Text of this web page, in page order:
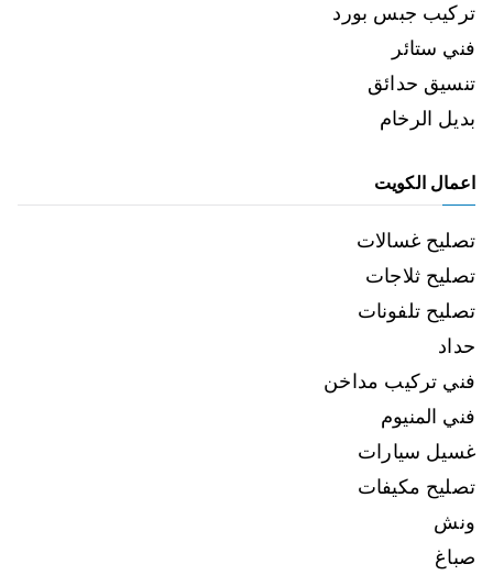
تركيب جبس بورد
فني ستائر
تنسيق حدائق
بديل الرخام
اعمال الكويت
تصليح غسالات
تصليح ثلاجات
تصليح تلفونات
حداد
فني تركيب مداخن
فني المنيوم
غسيل سيارات
تصليح مكيفات
ونش
صباغ